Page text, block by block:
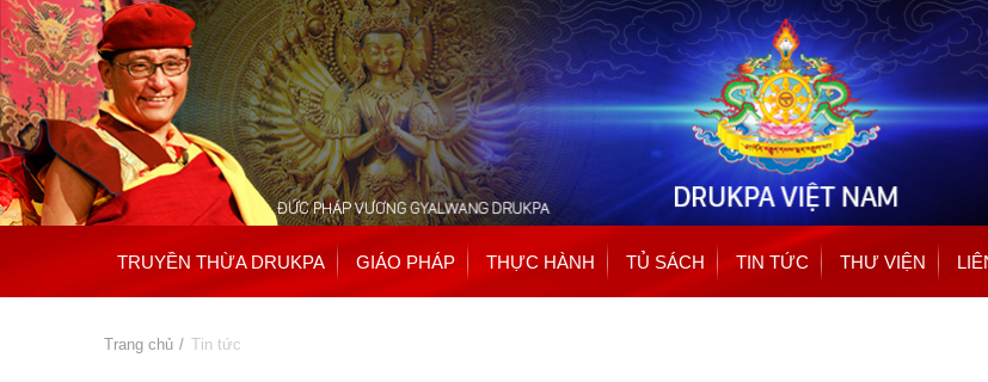
Nhảy
đến
nội
dung
TRUYỀN THỪA DRUKPA GIÁO PHÁP THỰC HÀNH TỦ SÁCH TIN TỨC THƯ VIỆN
Trang chủ » Tin tức